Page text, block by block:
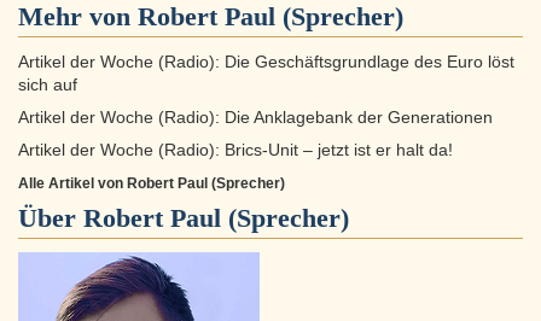
Mehr von Robert Paul (Sprecher)
Artikel der Woche (Radio): Die Geschäftsgrundlage des Euro löst
sich auf
Artikel der Woche (Radio): Die Anklagebank der Generationen
Artikel der Woche (Radio): Brics-Unit – jetzt ist er halt da!
Alle Artikel von Robert Paul (Sprecher)
Über Robert Paul (Sprecher)